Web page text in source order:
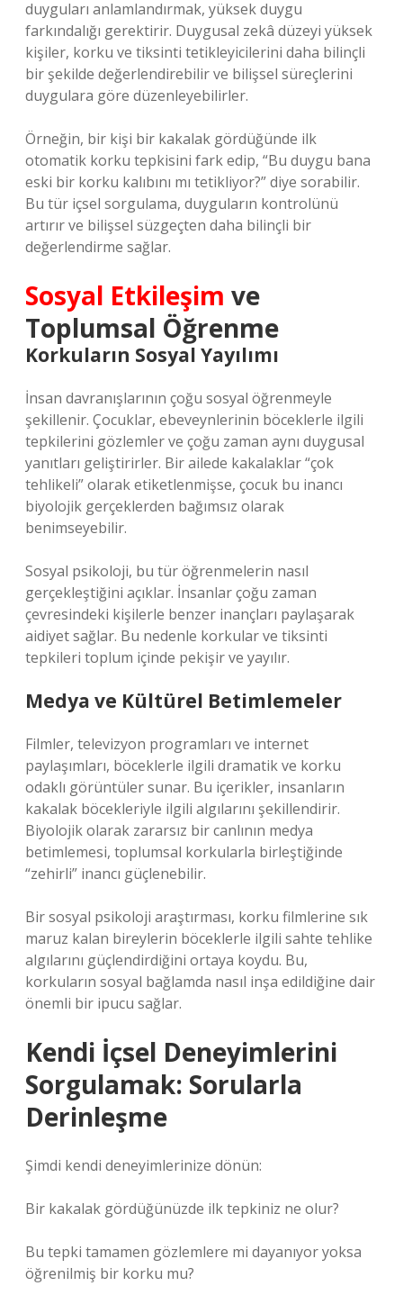
duyguları anlamlandırmak, yüksek duygu
farkındalığı gerektirir. Duygusal zekâ düzeyi yüksek
kişiler, korku ve tiksinti tetikleyicilerini daha bilinçli
bir şekilde değerlendirebilir ve bilişsel süreçlerini
duygulara göre düzenleyebilirler.
Örneğin, bir kişi bir kakalak gördüğünde ilk
otomatik korku tepkisini fark edip, “Bu duygu bana
eski bir korku kalıbını mı tetikliyor?” diye sorabilir.
Bu tür içsel sorgulama, duyguların kontrolünü
artırır ve bilişsel süzgeçten daha bilinçli bir
değerlendirme sağlar.
Sosyal Etkileşim ve
Toplumsal Öğrenme
Korkuların Sosyal Yayılımı
İnsan davranışlarının çoğu sosyal öğrenmeyle
şekillenir. Çocuklar, ebeveynlerinin böceklerle ilgili
tepkilerini gözlemler ve çoğu zaman aynı duygusal
yanıtları geliştirirler. Bir ailede kakalaklar “çok
tehlikeli” olarak etiketlenmişse, çocuk bu inancı
biyolojik gerçeklerden bağımsız olarak
benimseyebilir.
Sosyal psikoloji, bu tür öğrenmelerin nasıl
gerçekleştiğini açıklar. İnsanlar çoğu zaman
çevresindeki kişilerle benzer inançları paylaşarak
aidiyet sağlar. Bu nedenle korkular ve tiksinti
tepkileri toplum içinde pekişir ve yayılır.
Medya ve Kültürel Betimlemeler
Filmler, televizyon programları ve internet
paylaşımları, böceklerle ilgili dramatik ve korku
odaklı görüntüler sunar. Bu içerikler, insanların
kakalak böcekleriyle ilgili algılarını şekillendirir.
Biyolojik olarak zararsız bir canlının medya
betimlemesi, toplumsal korkularla birleştiğinde
“zehirli” inancı güçlenebilir.
Bir sosyal psikoloji araştırması, korku filmlerine sık
maruz kalan bireylerin böceklerle ilgili sahte tehlike
algılarını güçlendirdiğini ortaya koydu. Bu,
korkuların sosyal bağlamda nasıl inşa edildiğine dair
önemli bir ipucu sağlar.
Kendi İçsel Deneyimlerini
Sorgulamak: Sorularla
Derinleşme
Şimdi kendi deneyimlerinize dönün:
Bir kakalak gördüğünüzde ilk tepkiniz ne olur?
Bu tepki tamamen gözlemlere mi dayanıyor yoksa
öğrenilmiş bir korku mu?